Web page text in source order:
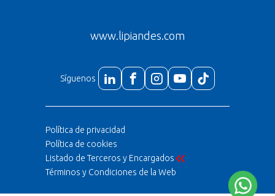
www.lipiandes.com
Síguenos
Política de privacidad
Política de cookies
Listado de Terceros y Encargados
Términos y Condiciones de la Web